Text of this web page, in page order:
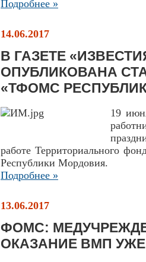
Подробнее »
14.06.2017
В ГАЗЕТЕ
ОПУБЛИКОВАНА
«ТФОМС
19
работе Территориального
Республики Мордовия.
Подробнее »
13.06.2017
ФОМС:
ОКАЗАНИЕ ВМП